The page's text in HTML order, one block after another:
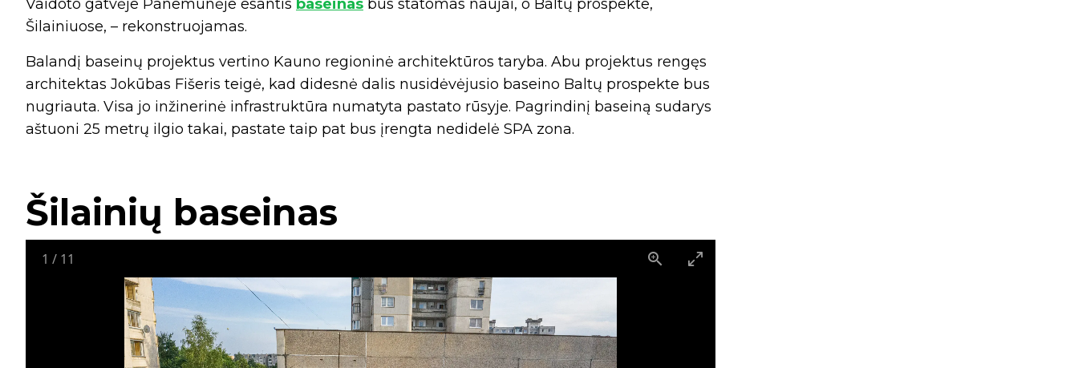
Vaidoto gatvėje Panemunėje esantis baseinas bus statomas naujai, o Baltų prospekte,
Šilainiuose, – rekonstruojamas.
Balandį baseinų projektus vertino Kauno regioninė architektūros taryba. Abu projektus rengęs
architektas Jokūbas Fišeris teigė, kad didesnė dalis nusidėvėjusio baseino Baltų prospekte bus
nugriauta. Visa jo inžinerinė infrastruktūra numatyta pastato rūsyje. Pagrindinį baseiną sudarys
aštuoni 25 metrų ilgio takai, pastate taip pat bus įrengta nedidelė SPA zona.
Šilainių baseinas
1 / 11